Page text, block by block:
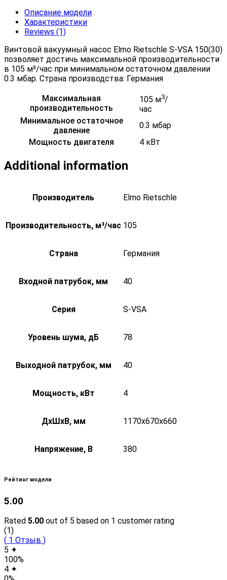
Описание модели
Характеристики
Reviews (1)
Винтовой вакуумный насос Elmo Rietschle S-VSA 150(30)
позволяет достичь максимальной производительности
в 105 м³/час при минимальном остаточном давлении
0.3 мбар. Страна производства: Германия
Максимальная
производительность
105 м3/
час
Минимальное остаточное
давление
0.3 мбар
Мощность двигателя
4 кВт
Additional information
Производитель Elmo Rietschle
Производительность, м³/час 105
Страна Германия
Входной патрубок, мм 40
Серия S-VSA
Уровень шума, дБ 78
Выходной патрубок, мм 40
Мощность, кВт 4
ДxШxВ, мм 1170x670x660
Напряжение, В 380
Рейтинг модели
5.00
Rated 5.00 out of 5 based on 1 customer rating
(1)
( 1 Отзыв )
5 ✦
100%
4 ✦